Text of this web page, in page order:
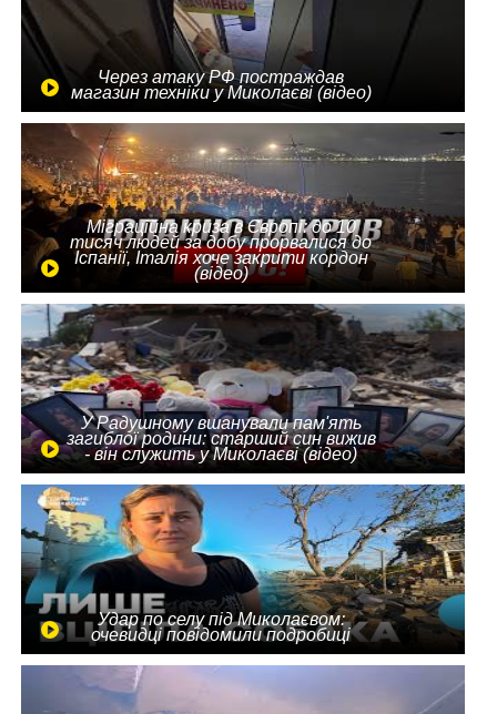
Через атаку РФ постраждав
магазин техніки у Миколаєві (відео)
Міграційна криза в Європі: до 10
тисяч людей за добу прорвалися до
Іспанії, Італія хоче закрити кордон
(відео)
У Радушному вшанували пам'ять
загиблої родини: старший син вижив
- він служить у Миколаєві (відео)
Удар по селу під Миколаєвом:
очевидці повідомили подробиці